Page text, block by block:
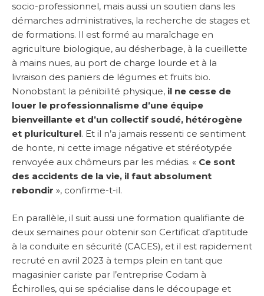
socio-professionnel, mais aussi un soutien dans les
démarches administratives, la recherche de stages et
de formations. Il est formé au maraîchage en
agriculture biologique, au désherbage, à la cueillette
à mains nues, au port de charge lourde et à la
livraison des paniers de légumes et fruits bio.
Nonobstant la pénibilité physique, il ne cesse de
louer le professionnalisme d’une équipe
bienveillante et d’un collectif soudé, hétérogène
et pluriculturel. Et il n’a jamais ressenti ce sentiment
de honte, ni cette image négative et stéréotypée
renvoyée aux chômeurs par les médias. « Ce sont
des accidents de la vie, il faut absolument
rebondir », confirme-t-il.
En parallèle, il suit aussi une formation qualifiante de
deux semaines pour obtenir son Certificat d’aptitude
à la conduite en sécurité (CACES), et il est rapidement
recruté en avril 2023 à temps plein en tant que
magasinier cariste par l’entreprise Codam à
Échirolles, qui se spécialise dans le découpage et